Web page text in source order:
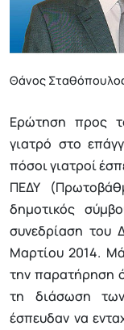
Θάνος
Ερώτηση προς
γιατρό στο
πόσοι γιατροί
ΠΕΔΥ
δημοτικός
συνεδρίαση του
Μαρτίου 2014.
την παρατήρηση
τη διάσωση
έσπευδαν να